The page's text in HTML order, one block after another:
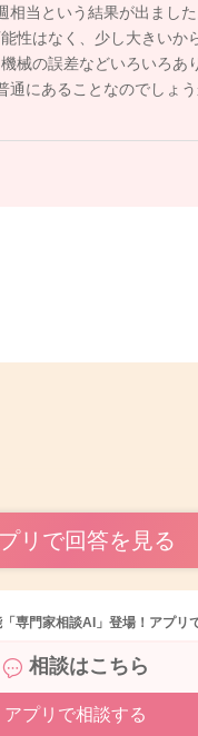
当という結果が出まし
性はなく、少し大きいか
械の誤差などいろいろあ
通にあることなのでしょう
たのですね。
てくださいね。
リで回答を見る
専門家相談AI」登場！アプリ
相談はこちら
アプリで相談する